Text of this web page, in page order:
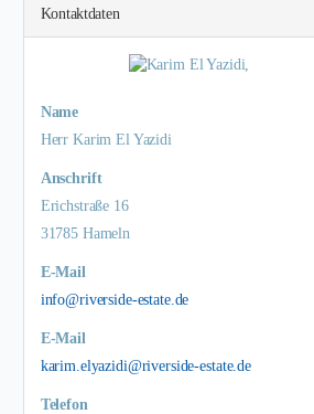
Kontaktdaten
Name
Herr Karim El Yazidi
Anschrift
Erichstraße 16
31785 Hameln
E-Mail
info@riverside-estate.de
E-Mail
karim.elyazidi@riverside-estate.de
Telefon